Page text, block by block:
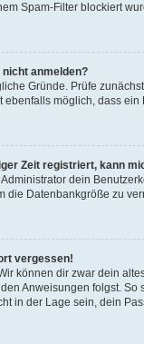
Spam-Filter blockiert
anmelden?
Gründe. Prüfe
ebenfalls möglich, dass
Zeit registriert, kann
dein
die Datenbankgröße zu
vergessen!
können dir zwar dein
Anweisungen folgst.
in der Lage sein, dein